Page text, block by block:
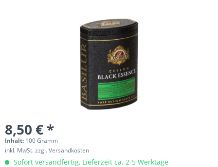
8,50 € *
Inhalt: 100 Gramm
inkl. MwSt.zzgl. Versandkosten
Sofort versandfertig, Lieferzeit ca. 2-5 Werktage